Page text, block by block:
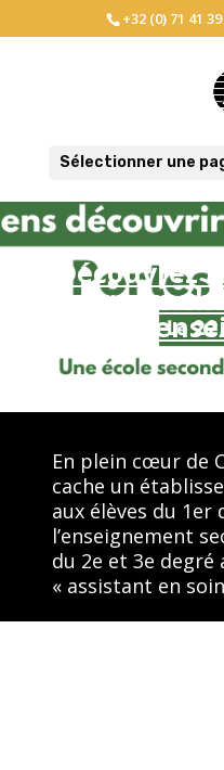
+32 (0) 71 41
Sélectionner une
Découvrez
pour
En plein cœur de
cache un
aux élèves du 1er
l’enseignement
du 2e et 3e degré
« assistant en